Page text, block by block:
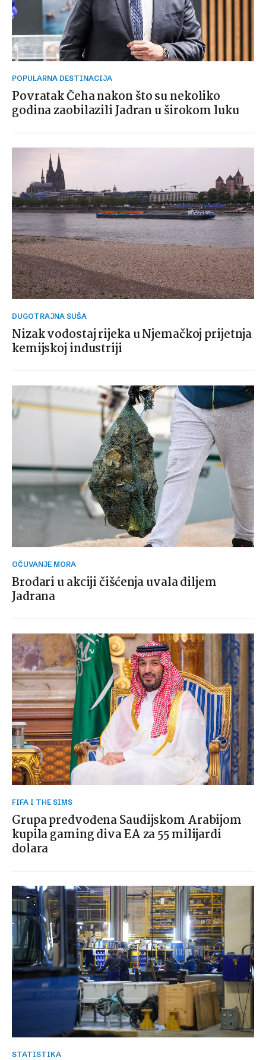
POPULARNA DESTINACIJA
Povratak Čeha nakon što su nekoliko
godina zaobilazili Jadran u širokom luku
DUGOTRAJNA SUŠA
Nizak vodostaj rijeka u Njemačkoj prijetnja
kemijskoj industriji
OČUVANJE MORA
Brodari u akciji čišćenja uvala diljem
Jadrana
FIFA I THE SIMS
Grupa predvođena Saudijskom Arabijom
kupila gaming diva EA za 55 milijardi
dolara
STATISTIKA